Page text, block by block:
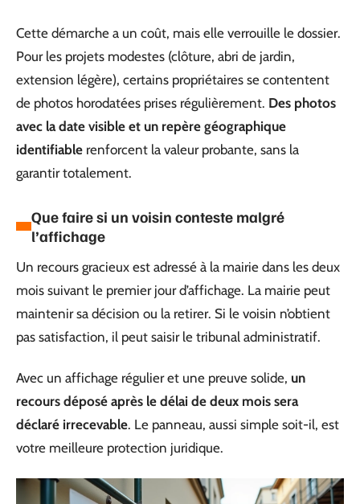
Cette démarche a un coût, mais elle verrouille le dossier.
Pour les projets modestes (clôture, abri de jardin,
extension légère), certains propriétaires se contentent
de photos horodatées prises régulièrement. Des photos
avec la date visible et un repère géographique
identifiable renforcent la valeur probante, sans la
garantir totalement.
Que faire si un voisin conteste malgré
l’affichage
Un recours gracieux est adressé à la mairie dans les deux
mois suivant le premier jour d’affichage. La mairie peut
maintenir sa décision ou la retirer. Si le voisin n’obtient
pas satisfaction, il peut saisir le tribunal administratif.
Avec un affichage régulier et une preuve solide, un
recours déposé après le délai de deux mois sera
déclaré irrecevable. Le panneau, aussi simple soit-il, est
votre meilleure protection juridique.